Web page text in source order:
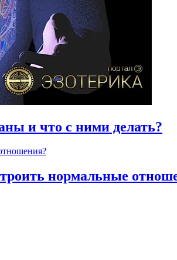
и что с ними делать?
нормальные